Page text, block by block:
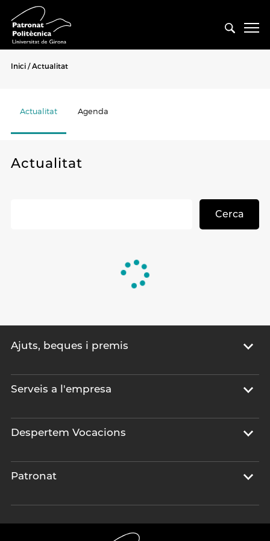
Inici Actualitat
Actualitat Agenda
Actualitat
Cerca
Ajuts, beques i premis
Serveis a l'empresa
Despertem Vocacions
Patronat